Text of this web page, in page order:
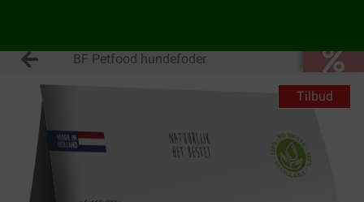
BF Petfood hundefoder
Tilbud